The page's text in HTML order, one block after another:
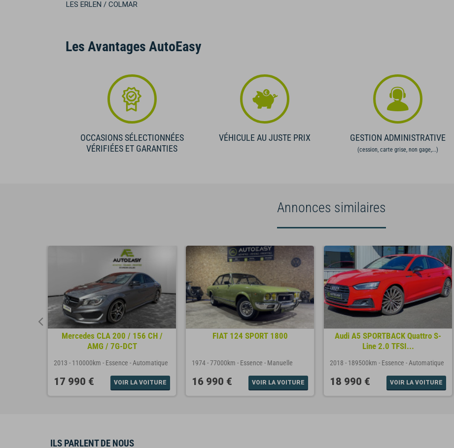
LES ERLEN / COLMAR
Les Avantages AutoEasy
OCCASIONS SÉLECTIONNÉES
VÉRIFIÉES ET GARANTIES
VÉHICULE AU JUSTE PRIX GESTION ADMINISTRATIVE
(cession, carte grise, non gage,...)
Annonces similaires
Mercedes CLA 200 / 156 CH /
AMG / 7G-DCT
2013 - 110000km - Essence - Automatique
17 990 € VOIR LA VOITURE
FIAT 124 SPORT 1800
1974-77000km - Essence - Manuelle
16 990 € VOIR LA VOITURE
Audi A5 SPORTBACK Quattro S-
Line 2.0 TFSI...
2018 - 189500km - Essence - Automatique
18 990 € VOIR LA VOITURE
ILS PARLENT DE NOUS